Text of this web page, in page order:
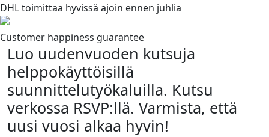
DHL toimittaa hyvissä ajoin ennen juhlia
Customer happiness guarantee
Luo uudenvuoden kutsuja
helppokäyttöisillä
suunnittelutyökaluilla. Kutsu
verkossa RSVP:llä. Varmista, että
uusi vuosi alkaa hyvin!